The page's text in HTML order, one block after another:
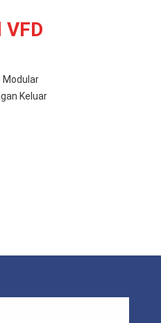
Modular
Keluar